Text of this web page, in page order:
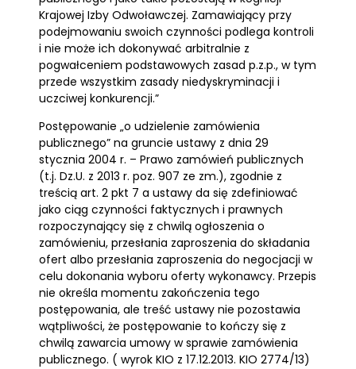
Krajowej Izby Odwoławczej. Zamawiający przy
podejmowaniu swoich czynności podlega kontroli
i nie może ich dokonywać arbitralnie z
pogwałceniem podstawowych zasad p.z.p., w tym
przede wszystkim zasady niedyskryminacji i
uczciwej konkurencji.”
Postępowanie „o udzielenie zamówienia
publicznego” na gruncie ustawy z dnia 29
stycznia 2004 r. – Prawo zamówień publicznych
(t.j. Dz.U. z 2013 r. poz. 907 ze zm.), zgodnie z
treścią art. 2 pkt 7 a ustawy da się zdefiniować
jako ciąg czynności faktycznych i prawnych
rozpoczynający się z chwilą ogłoszenia o
zamówieniu, przesłania zaproszenia do składania
ofert albo przesłania zaproszenia do negocjacji w
celu dokonania wyboru oferty wykonawcy. Przepis
nie określa momentu zakończenia tego
postępowania, ale treść ustawy nie pozostawia
wątpliwości, że postępowanie to kończy się z
chwilą zawarcia umowy w sprawie zamówienia
publicznego. ( wyrok KIO z 17.12.2013. KIO 2774/13)